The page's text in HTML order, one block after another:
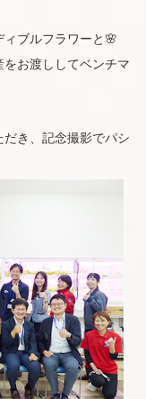
ブルフラワーと🌸
お渡ししてベンチマ
き、記念撮影でパシ